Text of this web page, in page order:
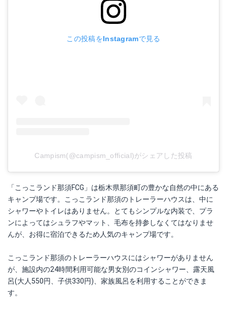
この投稿をInstagramで見る
Campism(@campism_official)がシェアした投稿
「こっこランド那須FCG」は栃木県那須町の豊かな自然の中にある
キャンプ場です。こっこランド那須のトレーラーハウスは、中に
シャワーやトイレはありません。とてもシンプルな内装で、プラ
ンによってはシュラフやマット、毛布を持参しなくてはなりませ
んが、お得に宿泊できるため人気のキャンプ場です。
こっこランド那須のトレーラーハウスにはシャワーがありません
が、施設内の24時間利用可能な男女別のコインシャワー、露天風
呂(大人550円、子供330円)、家族風呂を利用することができま
す。